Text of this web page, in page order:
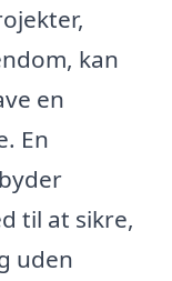
kan
en
En
til at sikre,
uden